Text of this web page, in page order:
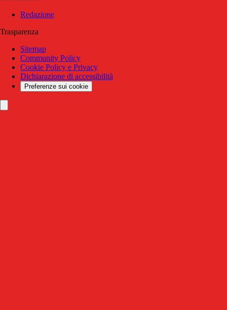
Redazione
Trasparenza
Sitemap
Community Policy
Cookie Policy e Privacy
Dichiarazione di accessibilità
Preferenze sui cookie